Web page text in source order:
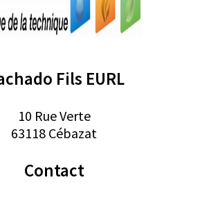
Fils EURL
10 Rue Verte
63118 Cébazat
Contact